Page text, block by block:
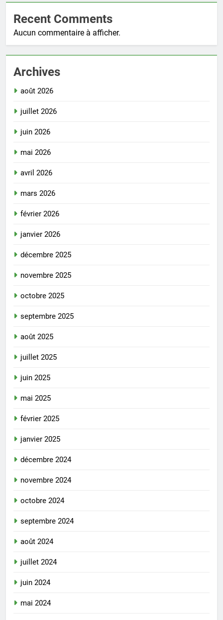
Recent Comments
Aucun commentaire à afficher.
Archives
août 2026
juillet 2026
juin 2026
mai 2026
avril 2026
mars 2026
février 2026
janvier 2026
décembre 2025
novembre 2025
octobre 2025
septembre 2025
août 2025
juillet 2025
juin 2025
mai 2025
février 2025
janvier 2025
décembre 2024
novembre 2024
octobre 2024
septembre 2024
août 2024
juillet 2024
juin 2024
mai 2024